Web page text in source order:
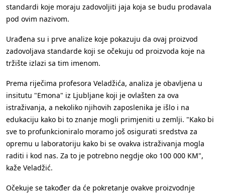
standardi koje moraju zadovoljiti jaja koja se budu prodavala
pod ovim nazivom.
Urađena su i prve analize koje pokazuju da ovaj proizvod
zadovoljava standarde koji se očekuju od proizvoda koje na
tržište izlazi sa tim imenom.
Prema riječima profesora Veladžića, analiza je obavljena u
insitutu "Emona" iz Ljubljane koji je ovlašten za ova
istraživanja, a nekoliko njihovih zaposlenika je išlo i na
edukaciju kako bi to znanje mogli primjeniti u zemlji. "Kako bi
sve to profunkcioniralo moramo još osigurati sredstva za
opremu u laboratoriju kako bi se ovakva istraživanja mogla
raditi i kod nas. Za to je potrebno negdje oko 100 000 KM",
kaže Veladžić.
Očekuje se također da će pokretanje ovakve proizvodnje